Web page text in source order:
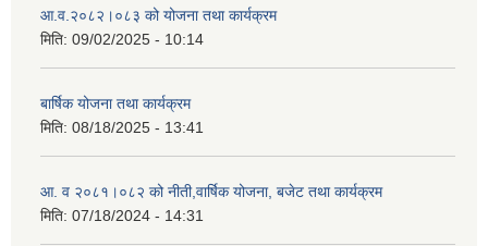
आ.व.२०८२।०८३ को योजना तथा कार्यक्रम
मिति: 09/02/2025 - 10:14
बार्षिक योजना तथा कार्यक्रम
मिति: 08/18/2025 - 13:41
आ. व २०८१।०८२ को नीती,वार्षिक योजना, बजेट तथा कार्यक्रम
मिति: 07/18/2024 - 14:31